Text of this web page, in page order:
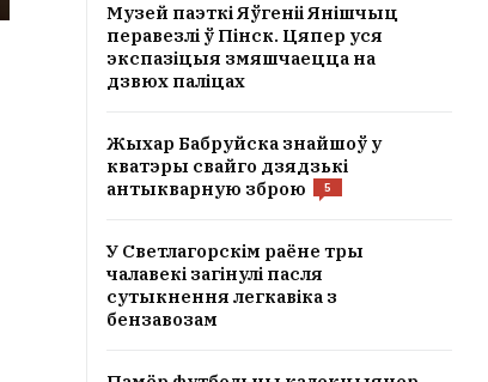
Музей паэткі Яўгеніі Янішчыц
перавезлі ў Пінск. Цяпер уся
экспазіцыя змяшчаецца на
дзвюх паліцах
Жыхар Бабруйска знайшоў у
кватэры свайго дзядзькі
антыкварную зброю
5
У Светлагорскім раёне тры
чалавекі загінулі пасля
сутыкнення легкавіка з
бензавозам